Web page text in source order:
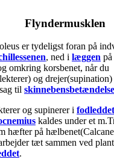
Flyndermusklen
er tydeligst foran på
, ned i læggen på
omkring korsbenet, når du
og drejer(supination)
til skinnebensbetændelse
og supinerer i fodleddet
kaldes under et
hæfter på
tæt sammen ved
.